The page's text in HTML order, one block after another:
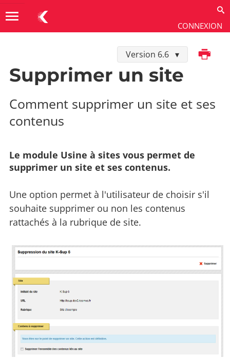
CONNEXION
menu
Version 6.6Imprimer
Usine à sites
Supprimer un site
Comment supprimer un site et ses
contenus
Le module Usine à sites vous permet de
supprimer un site et ses contenus.
Une option permet à l'utilisateur de choisir s'il
souhaite supprimer ou non les contenus
rattachés à la rubrique de site.